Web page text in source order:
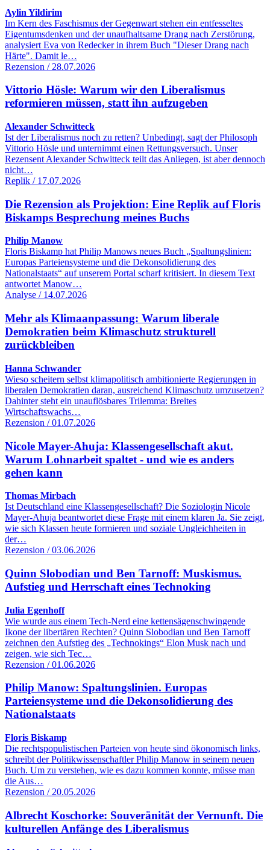
Aylin Yildirim
Im Kern des Faschismus der Gegenwart stehen ein entfesseltes
Eigentumsdenken und der unaufhaltsame Drang nach Zerstörung,
analysiert Eva von Redecker in ihrem Buch "Dieser Drang nach
Härte". Damit le…
Rezension / 28.07.2026
Vittorio Hösle: Warum wir den Liberalismus
reformieren müssen, statt ihn aufzugeben
Alexander Schwitteck
Ist der Liberalismus noch zu retten? Unbedingt, sagt der Philosoph
Vittorio Hösle und unternimmt einen Rettungsversuch. Unser
Rezensent Alexander Schwitteck teilt das Anliegen, ist aber dennoch
nicht…
Replik / 17.07.2026
Die Rezension als Projektion: Eine Replik auf Floris
Biskamps Besprechung meines Buchs
Philip Manow
Floris Biskamp hat Philip Manows neues Buch „Spaltungslinien:
Europas Parteiensysteme und die Dekonsolidierung des
Nationalstaats“ auf unserem Portal scharf kritisiert. In diesem Text
antwortet Manow…
Analyse / 14.07.2026
Mehr als Klimaanpassung: Warum liberale
Demokratien beim Klimaschutz strukturell
zurückbleiben
Hanna Schwander
Wieso scheitern selbst klimapolitisch ambitionierte Regierungen in
liberalen Demokratien daran, ausreichend Klimaschutz umzusetzen?
Dahinter steht ein unauflösbares Trilemma: Breites
Wirtschaftswachs…
Rezension / 01.07.2026
Nicole Mayer-Ahuja: Klassengesellschaft akut.
Warum Lohnarbeit spaltet - und wie es anders
gehen kann
Thomas Mirbach
Ist Deutschland eine Klassengesellschaft? Die Soziologin Nicole
Mayer-Ahuja beantwortet diese Frage mit einem klaren Ja. Sie zeigt,
wie sich Klassen heute formieren und soziale Ungleichheiten in
der…
Rezension / 03.06.2026
Quinn Slobodian und Ben Tarnoff: Muskismus.
Aufstieg und Herrschaft eines Technoking
Julia Egenhoff
Wie wurde aus einem Tech-Nerd eine kettensägenschwingende
Ikone der libertären Rechten? Quinn Slobodian und Ben Tarnoff
zeichnen den Aufstieg des „Technokings“ Elon Musk nach und
zeigen, wie sich Tec…
Rezension / 01.06.2026
Philip Manow: Spaltungslinien. Europas
Parteiensysteme und die Dekonsolidierung des
Nationalstaats
Floris Biskamp
Die rechtspopulistischen Parteien von heute sind ökonomisch links,
schreibt der Politikwissenschaftler Philip Manow in seinem neuen
Buch. Um zu verstehen, wie es dazu kommen konnte, müsse man
die Aus…
Rezension / 20.05.2026
Albrecht Koschorke: Souveränität der Vernunft. Die
kulturellen Anfänge des Liberalismus